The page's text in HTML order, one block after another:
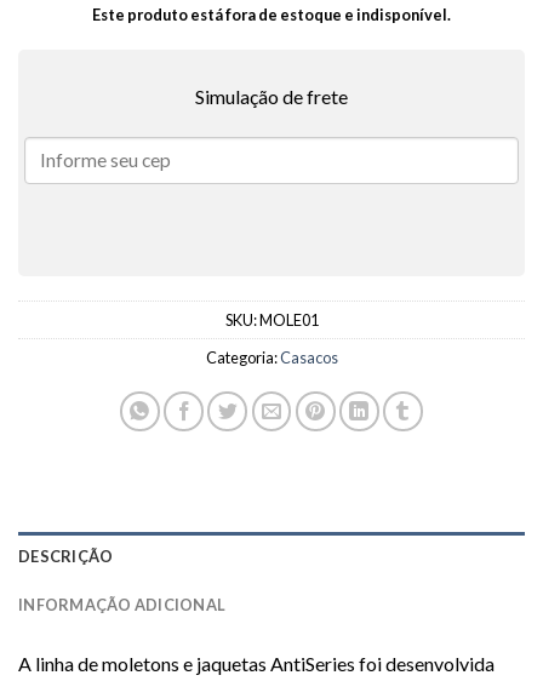
Este produto está fora de estoque e indisponível.
Simulação de frete
SKU:MOLE01
Categoria:Casacos
DESCRIÇÃO
INFORMAÇÃO ADICIONAL
A linha de moletons e jaquetas AntiSeries foi desenvolvida